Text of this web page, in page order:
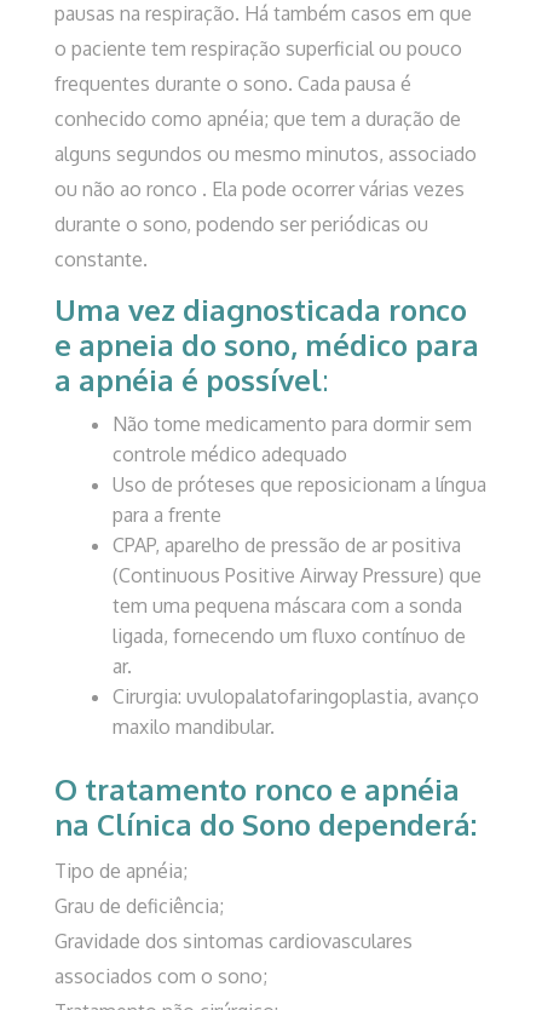
pausas na respiração. Há também casos em que
o paciente tem respiração superficial ou pouco
frequentes durante o sono. Cada pausa é
conhecido como apnéia; que tem a duração de
alguns segundos ou mesmo minutos, associado
ou não ao ronco . Ela pode ocorrer várias vezes
durante o sono, podendo ser periódicas ou
constante.
Uma vez diagnosticada ronco
e apneia do sono, médico para
a apnéia é possível:
Não tome medicamento para dormir sem
controle médico adequado
Uso de próteses que reposicionam a língua
para a frente
CPAP, aparelho de pressão de ar positiva
(Continuous Positive Airway Pressure) que
tem uma pequena máscara com a sonda
ligada, fornecendo um fluxo contínuo de
ar.
Cirurgia: uvulopalatofaringoplastia, avanço
maxilo mandibular.
O tratamento ronco e apnéia
na Clínica do Sono dependerá:
Tipo de apnéia;
Grau de deficiência;
Gravidade dos sintomas cardiovasculares
associados com o sono;